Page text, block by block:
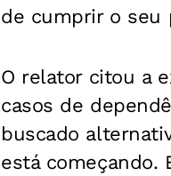
de cumprir o seu
O relator citou a
casos de
buscado
está começando.